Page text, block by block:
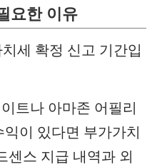
요한 이유
세 확정 신고 기간입
트나 아마존 어필리
이 있다면 부가가치
센스 지급 내역과 외